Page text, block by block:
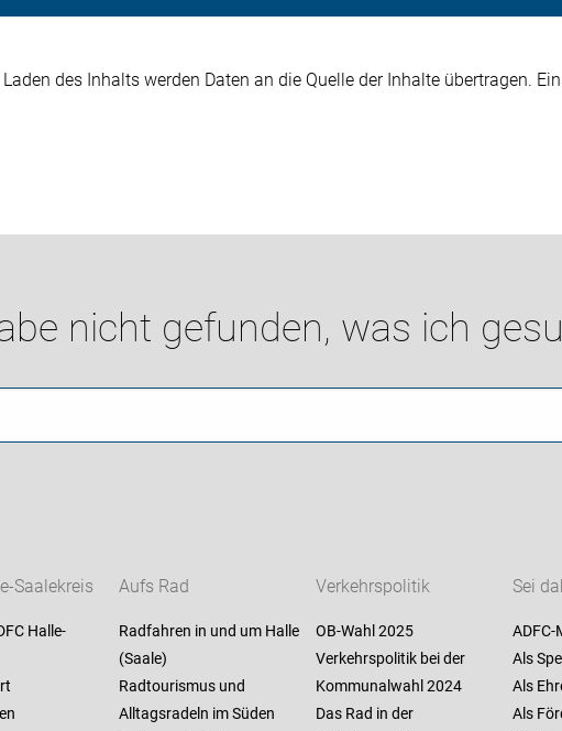
des Inhalts werden Daten an die Quelle der Inhalte übertragen.
nicht gefunden, was ich
Saalekreis
Halle-
Aufs Rad
Radfahren in und um Halle
(Saale)
Radtourismus und
Alltagsradeln im Süden
Verkehrspolitik
OB-Wahl 2025
Verkehrspolitik bei der
Kommunalwahl 2024
Das Rad in der
Sei
Als
Als
Als